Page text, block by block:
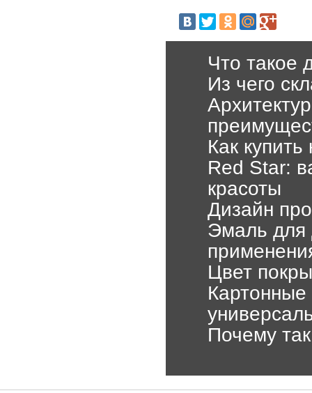
Что такое
Из чего
Как
Red Star:
красоты
Дизайн
Эмаль для
Цвет
Почему